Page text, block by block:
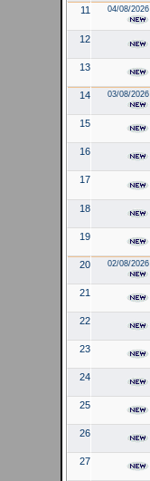
11 04/08/2026
12
13
14 03/08/2026
15
16
17
18
19
20 02/08/2026
21
22
23
24
25
26
27